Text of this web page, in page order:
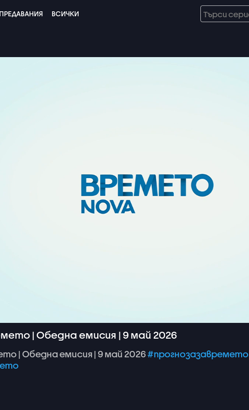
ПРЕДАВАНИЯ ВСИЧКИ
| Обедна емисия | 9 май 2026
|Обеднаемисия|9май 2026#прогнозазавремето